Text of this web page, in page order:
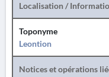
Localisation /
Toponyme
Leontion
Notices et opérations